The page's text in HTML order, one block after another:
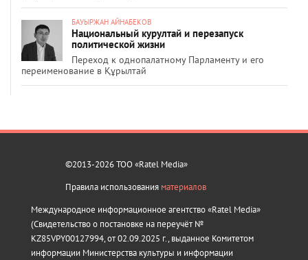
БАУЫРЖАН АЙНАБЕКОВ
Национальный курултай и перезапуск
политической жизни
Переход к однопалатному Парламенту и его
переименование в Құрылтай
©2013-2026 ТОО «Ratel Media»
Правила использования материалов
Международное информационное агентство «Ratel Media»
(Свидетельство о постановке на переучёт №
KZ85VPY00127994, от 02.09.2025 г., выданное Комитетом
информации Министерства культуры и информации